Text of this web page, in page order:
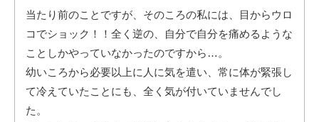
当たり前のことですが、そのころの私には、目からウロ
コでショック！！全く逆の、自分で自分を痛めるような
ことしかやっていなかったのですから…。
幼いころから必要以上に人に気を遣い、常に体が緊張し
て冷えていたことにも、全く気が付いていませんでし
た。